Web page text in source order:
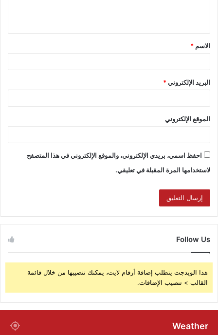
الاسم *
البريد الإلكتروني*
الموقع الإلكتروني
احفظ اسمي، بريدي الإلكتروني، والموقع الإلكتروني في هذا المتصفح
لاستخدامها المرة المقبلة في تعليقي.
Follow Us
هذا الويدجت يتطلب إضافة أرقام لايت، يمكنك تنصيبها من خلال قائمة
القالب > تنصيب الإضافات.
Weather